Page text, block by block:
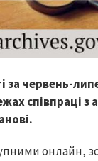
за червень-
співпраці з
онлайн,